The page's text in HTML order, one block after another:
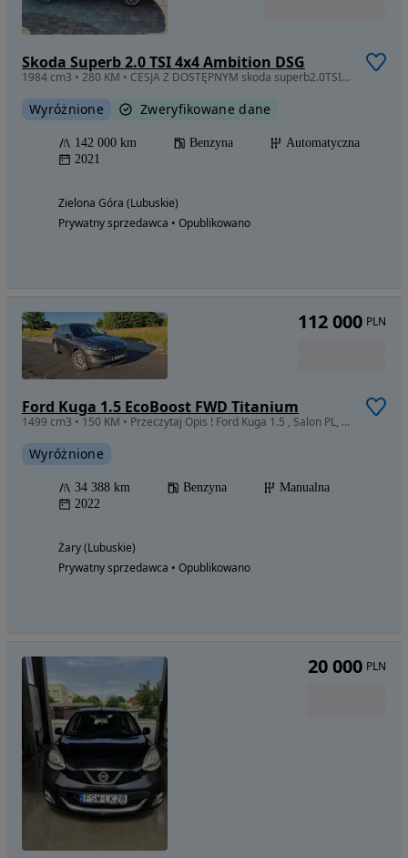
Skoda Superb 2.0 TSI 4x4 Ambition DSG
1984 cm3 • 280 KM • CESJA Z DOSTĘPNYM skoda superb2.0TSI 4X4 AMBITION DSG - 280KM ROK 2021
Wyróżnione Zweryfikowane dane
142 000 km Benzyna
Automatyczna
2021
Zielona Góra (Lubuskie)
Prywatny sprzedawca • Opublikowano
Ford Kuga 1.5 EcoBoost FWD Titanium
1499 cm3 • 150 KM • Przeczytaj Opis ! Ford Kuga 1.5 , Salon PL, Gwarancja 2029, Folia PPF
Wyróżnione
34 388 km Benzyna
Manualna
2022
Żary (Lubuskie)
Prywatny sprzedawca • Opublikowano
112 000 PLN
20 000 PLN